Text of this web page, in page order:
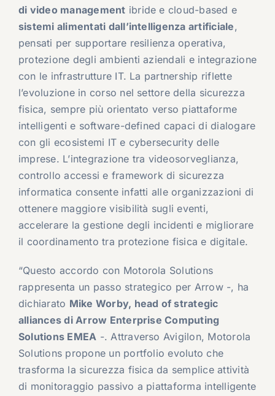
di video management ibride e cloud-based e
sistemi alimentati dall’intelligenza artificiale,
pensati per supportare resilienza operativa,
protezione degli ambienti aziendali e integrazione
con le infrastrutture IT. La partnership riflette
l’evoluzione in corso nel settore della sicurezza
fisica, sempre più orientato verso piattaforme
intelligenti e software-defined capaci di dialogare
con gli ecosistemi IT e cybersecurity delle
imprese. L’integrazione tra videosorveglianza,
controllo accessi e framework di sicurezza
informatica consente infatti alle organizzazioni di
ottenere maggiore visibilità sugli eventi,
accelerare la gestione degli incidenti e migliorare
il coordinamento tra protezione fisica e digitale.
“Questo accordo con Motorola Solutions
rappresenta un passo strategico per Arrow -, ha
dichiarato Mike Worby, head of strategic
alliances di Arrow Enterprise Computing
Solutions EMEA -. Attraverso Avigilon, Motorola
Solutions propone un portfolio evoluto che
trasforma la sicurezza fisica da semplice attività
di monitoraggio passivo a piattaforma intelligente